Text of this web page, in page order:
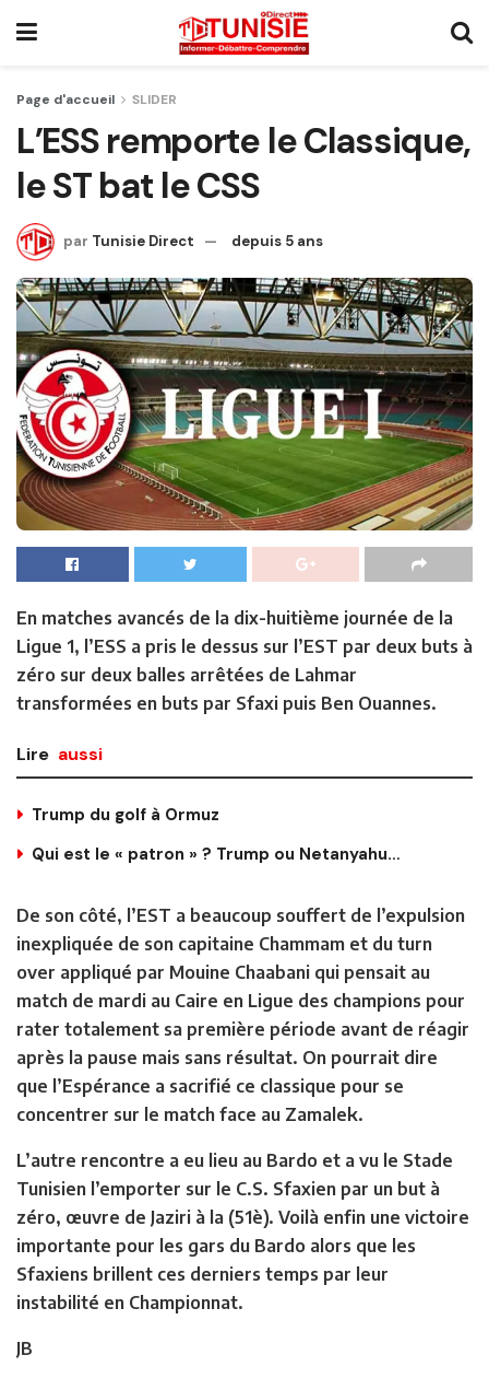
Page d'accueil SLIDER
L’ESS remporte le Classique,
le ST bat le CSS
par Tunisie Direct depuis 5 ans
En matches avancés de la dix-huitième journée de la
Ligue 1, l’ESS a pris le dessus sur l’EST par deux buts à
zéro sur deux balles arrêtées de Lahmar
transformées en buts par Sfaxi puis Ben Ouannes.
Lire aussi
Trump du golf à Ormuz
Qui est le « patron » ? Trump ou Netanyahu…
De son côté, l’EST a beaucoup souffert de l’expulsion
inexpliquée de son capitaine Chammam et du turn
over appliqué par Mouine Chaabani qui pensait au
match de mardi au Caire en Ligue des champions pour
rater totalement sa première période avant de réagir
après la pause mais sans résultat. On pourrait dire
que l’Espérance a sacrifié ce classique pour se
concentrer sur le match face au Zamalek.
L’autre rencontre a eu lieu au Bardo et a vu le Stade
Tunisien l’emporter sur le C.S. Sfaxien par un but à
zéro, œuvre de Jaziri à la (51è). Voilà enfin une victoire
importante pour les gars du Bardo alors que les
Sfaxiens brillent ces derniers temps par leur
instabilité en Championnat.
JB